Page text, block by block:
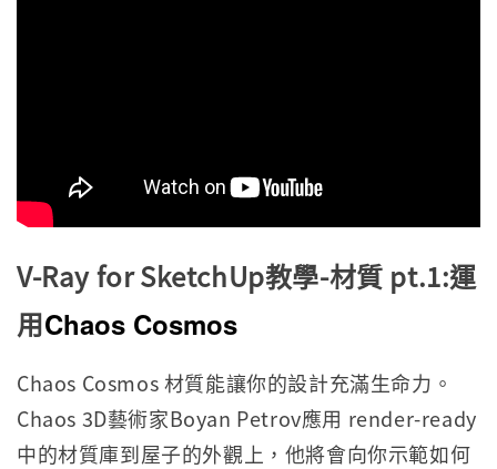
V-Ray for SketchUp教學-材質 pt.1:運
用Chaos Cosmos
Chaos Cosmos 材質能讓你的設計充滿生命力。
Chaos 3D藝術家Boyan Petrov應用 render-ready
中的材質庫到屋子的外觀上，他將會向你示範如何